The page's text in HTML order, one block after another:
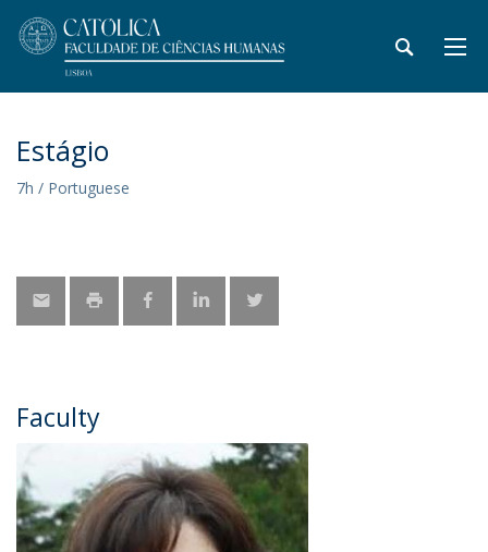
Estágio
7h / Portuguese
Faculty